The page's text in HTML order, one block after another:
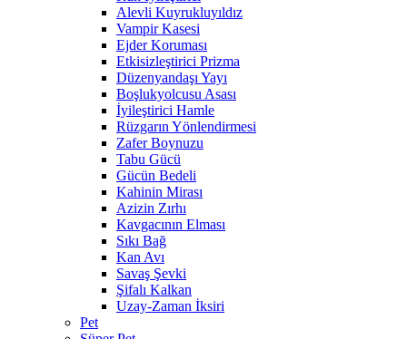
Alevli Kuyrukluyıldız
Vampir Kasesi
Ejder Koruması
Etkisizleştirici Prizma
Düzenyandaşı Yayı
Boşlukyolcusu Asası
İyileştirici Hamle
Rüzgarın Yönlendirmesi
Zafer Boynuzu
Tabu Gücü
Gücün Bedeli
Kahinin Mirası
Azizin Zırhı
Kavgacının Elması
Sıkı Bağ
Kan Avı
Savaş Şevki
Şifalı Kalkan
Uzay-Zaman İksiri
Pet